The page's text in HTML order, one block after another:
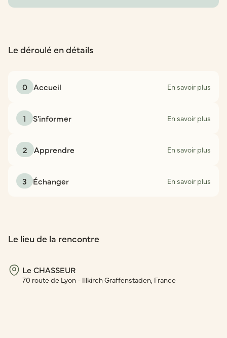
Le déroulé en détails
0 Accueil En savoir plus
1 S'informer En savoir plus
2 Apprendre En savoir plus
3 Échanger En savoir plus
Le lieu de la rencontre
Le CHASSEUR
70 route de Lyon - Illkirch Graffenstaden, France